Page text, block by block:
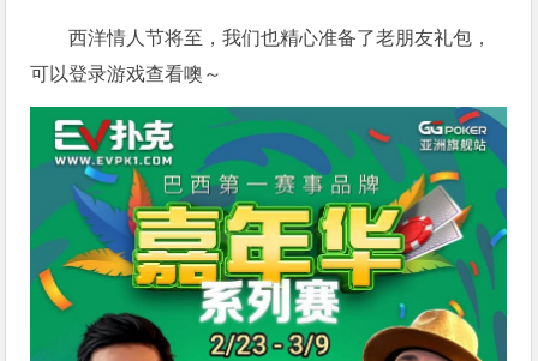
西洋情人节将至，我们也精心准备了老朋友礼包，
可以登录游戏查看噢～